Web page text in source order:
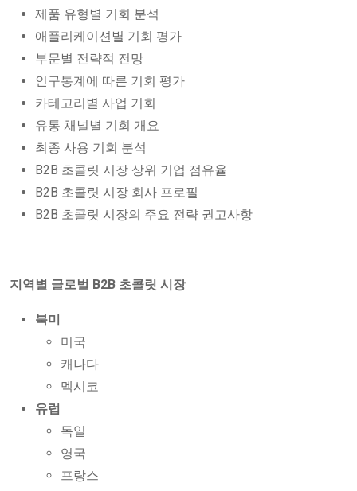
제품 유형별 기회 분석
애플리케이션별 기회 평가
부문별 전략적 전망
인구통계에 따른 기회 평가
카테고리별 사업 기회
유통 채널별 기회 개요
최종 사용 기회 분석
B2B 초콜릿 시장 상위 기업 점유율
B2B 초콜릿 시장 회사 프로필
B2B 초콜릿 시장의 주요 전략 권고사항
지역별 글로벌 B2B 초콜릿 시장
북미
미국
캐나다
멕시코
유럽
독일
영국
프랑스